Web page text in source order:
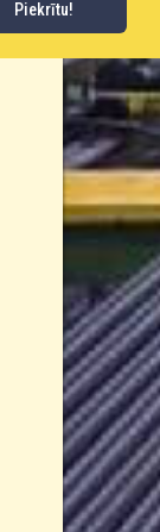
Piekrītu!